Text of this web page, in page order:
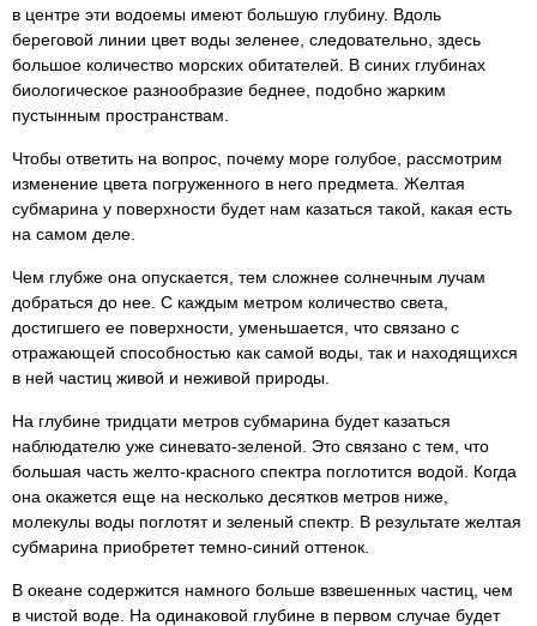
в центре эти водоемы имеют большую глубину. Вдоль
береговой линии цвет воды зеленее, следовательно, здесь
большое количество морских обитателей. В синих глубинах
биологическое разнообразие беднее, подобно жарким
пустынным пространствам.
Чтобы ответить на вопрос, почему море голубое, рассмотрим
изменение цвета погруженного в него предмета. Желтая
субмарина у поверхности будет нам казаться такой, какая есть
на самом деле.
Чем глубже она опускается, тем сложнее солнечным лучам
добраться до нее. С каждым метром количество света,
достигшего ее поверхности, уменьшается, что связано с
отражающей способностью как самой воды, так и находящихся
в ней частиц живой и неживой природы.
На глубине тридцати метров субмарина будет казаться
наблюдателю уже синевато-зеленой. Это связано с тем, что
большая часть желто-красного спектра поглотится водой. Когда
она окажется еще на несколько десятков метров ниже,
молекулы воды поглотят и зеленый спектр. В результате желтая
субмарина приобретет темно-синий оттенок.
В океане содержится намного больше взвешенных частиц, чем
в чистой воде. На одинаковой глубине в первом случае будет